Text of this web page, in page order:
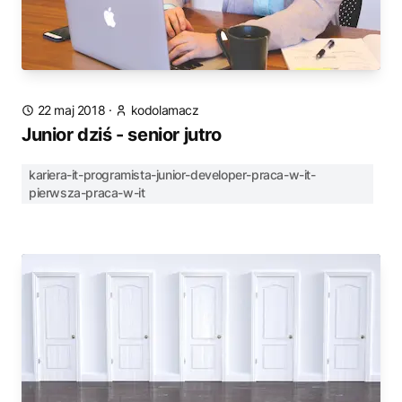
22 maj 2018 · kodolamacz
Junior dziś - senior jutro
kariera-it-programista-junior-developer-praca-w-it-
pierwsza-praca-w-it